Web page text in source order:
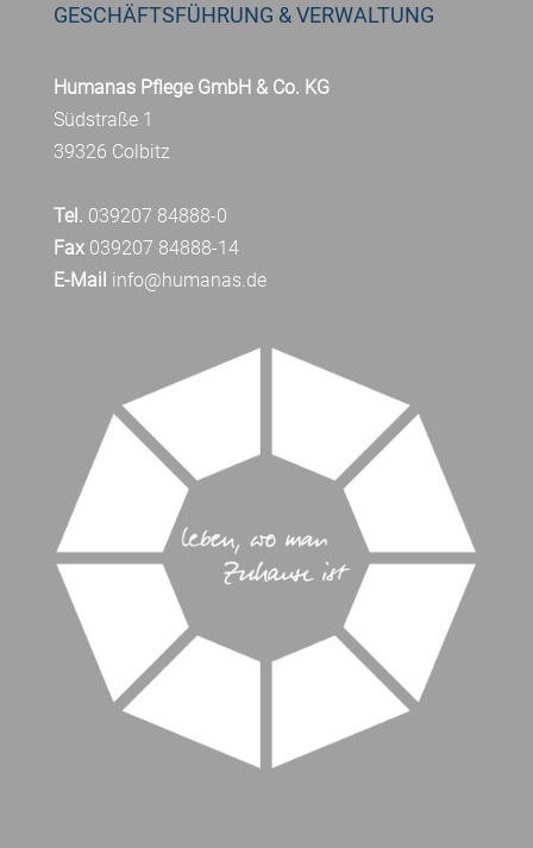
GESCHÄFTSFÜHRUNG & VERWALTUNG
Humanas Pflege GmbH & Co. KG
Südstraße 1
39326 Colbitz
Tel. 039207 84888-0
Fax039207 84888-14
E-Mail info@humanas.de